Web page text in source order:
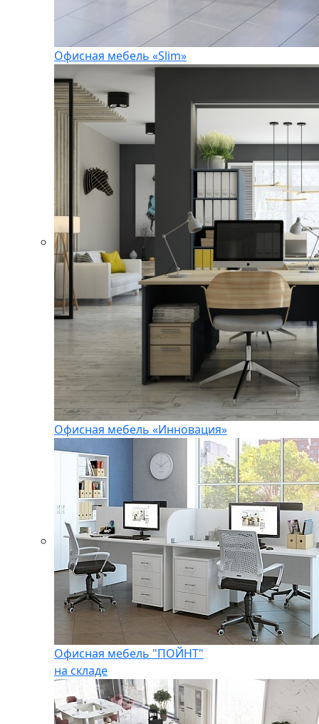
Офисная мебель «Slim»
Офисная мебель «Инновация»
Офисная мебель "ПОЙНТ"
на складе